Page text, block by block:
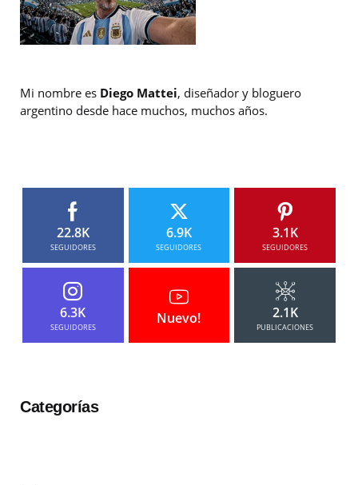
Mi nombre es Diego Mattei, diseñador y bloguero
argentino desde hace muchos, muchos años.
22.8K
SEGUIDORES
6.9K
SEGUIDORES
3.1K
SEGUIDORES
6.3K
SEGUIDORES
Nuevo! 2.1K
PUBLICACIONES
Categorías